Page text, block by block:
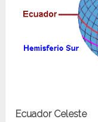
Ecuador Celeste